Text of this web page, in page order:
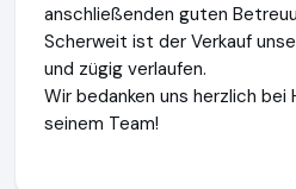
anschließenden guten
Scherweit ist der Verkauf
und zügig verlaufen.
Wir bedanken uns herzlich bei
seinem Team!